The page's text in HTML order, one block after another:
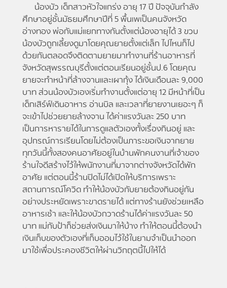
น้องบัว เด็กสาวหัวใจแกร่ง อายุ 17 ปี ปัจจุบันกำลัง
ศึกษาอยู่ชั้นมัธยมศึกษาปีที่ 5 พื้นเพเป็นคนจังหวัด
อ่างทอง พ่อกับแม่แยกทางกันตั้งแต่น้องอายุได้ 3 ขวบ
น้องบัวถูกเลี้ยงดูมาโดยคุณยายตั้งแต่เล็ก ไปไหนก็ไป
ด้วยกันตลอดจึงติดตามยายมาทำงานที่ร้านอาหารที่
จังหวัดสุพรรณบุรีตั้งแต่ตอนเรียนอยู่ชั้นป.6 โดยคุณ
ยายจะทำหน้าที่ล้างจานและเผากุ้ง ได้เงินเดือนละ 9,000
บาท ส่วนน้องบัวเองเริ่มทำงานตั้งแต่อายุ 12 มีหน้าที่เป็น
เด็กเสิร์ฟ์เดินอาหาร อ่านบิล และเวลาที่ยายงานเยอะๆ ก็
จะเข้าไปช่วยยายล้างจาน ได้ค่าแรงวันละ 250 บาท
เป็นการหารายได้ในการดูแลตัวเองทั้งเรื่องกินอยู่ และ
อุปกรณ์การเรียนโดยไม่ต้องเป็นภาระขอเงินจากยาย
ทุกวันนี้ทั้งสองคนอาศัยอยู่ในบ้านพักคนงานที่เจ้าของ
ร้านใจดีสร้างไว้ให้พนักงานที่มาจากต่างจังหวัดได้พัก
อาศัย แต่ตอนนี้ร้านปิดไม่ได้เปิดให้บริการเพราะ
สถานการณ์โควิด ทำให้น้องบัวกับยายต้องกินอยู่กัน
อย่างประหยัดเพราะขาดรายได้ แต่ทางร้านยังช่วยเหลือ
อาหารเช้า และให้น้องบัวกวาดร้านได้ค่าแรงวันละ 50
บาท แม่กับป้าก็ช่วยส่งเงินมาให้บ้าง ทำให้ตอนนี้ต้องนำ
เงินเก็บของตัวเองที่เก็บออมไว้ใช้ในยามจำเป็นนำออก
มาใช้เพื่อประคองชีวิตให้ผ่านวิกฤตนี้ไปให้ได้